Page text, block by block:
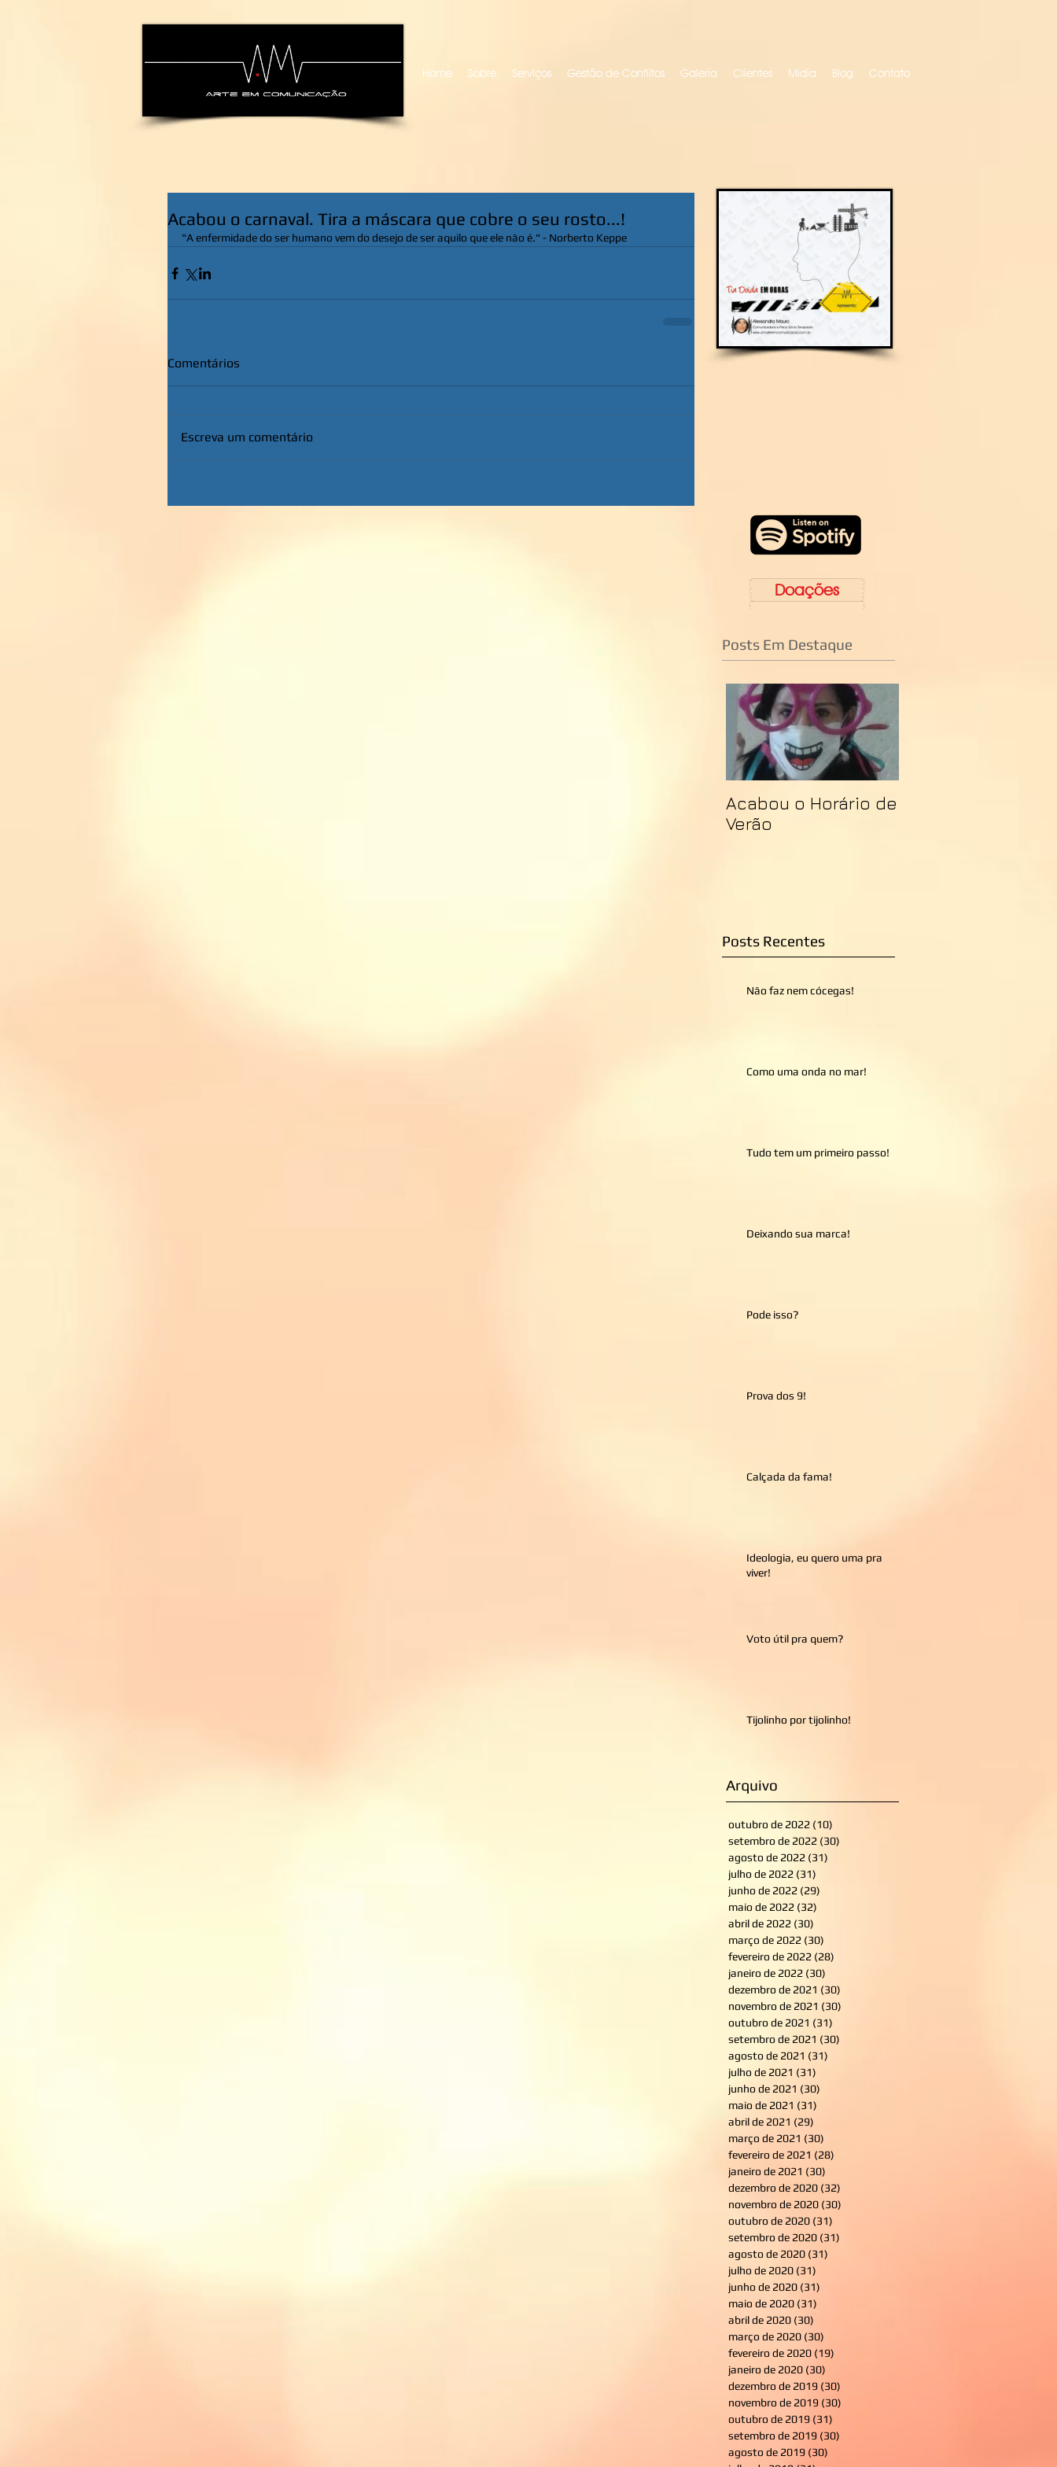
Home Sobre Serviços Gestão de Conflitos Galeria Clientes Mídia Blog Contato
Acabou o carnaval. Tira a máscara que cobre o seu rosto...!
"A enfermidade do ser humano vem do desejo de ser aquilo que ele não é." - Norberto Keppe
Comentários
Escreva um comentário
Doações
Posts Em Destaque
Acabou o Horário de
Verão
Posts Recentes
Não faz nem cócegas!
Como uma onda no mar!
Tudo tem um primeiro passo!
Deixando sua marca!
Pode isso?
Prova dos 9!
Calçada da fama!
Ideologia, eu quero uma pra
viver!
Voto útil pra quem?
Tijolinho por tijolinho!
Arquivo
outubro de 2022 (10)
setembro de 2022 (30)
agosto de 2022 (31)
julho de 2022 (31)
junho de 2022 (29)
maio de 2022 (32)
abril de 2022 (30)
março de 2022 (30)
fevereiro de 2022 (28)
janeiro de 2022 (30)
dezembro de 2021 (30)
novembro de 2021 (30)
outubro de 2021 (31)
setembro de 2021 (30)
agosto de 2021 (31)
julho de 2021 (31)
junho de 2021 (30)
maio de 2021 (31)
abril de 2021 (29)
março de 2021 (30)
fevereiro de 2021 (28)
janeiro de 2021 (30)
dezembro de 2020 (32)
novembro de 2020 (30)
outubro de 2020 (31)
setembro de 2020 (31)
agosto de 2020 (31)
julho de 2020 (31)
junho de 2020 (31)
maio de 2020 (31)
abril de 2020 (30)
março de 2020 (30)
fevereiro de 2020 (19)
janeiro de 2020 (30)
dezembro de 2019 (30)
novembro de 2019 (30)
outubro de 2019 (31)
setembro de 2019 (30)
agosto de 2019 (30)